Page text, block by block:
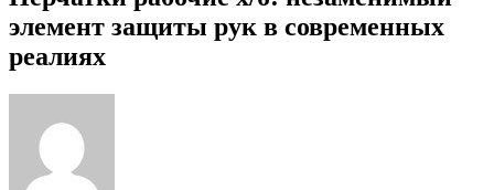
элемент защиты рук в современных
реалиях